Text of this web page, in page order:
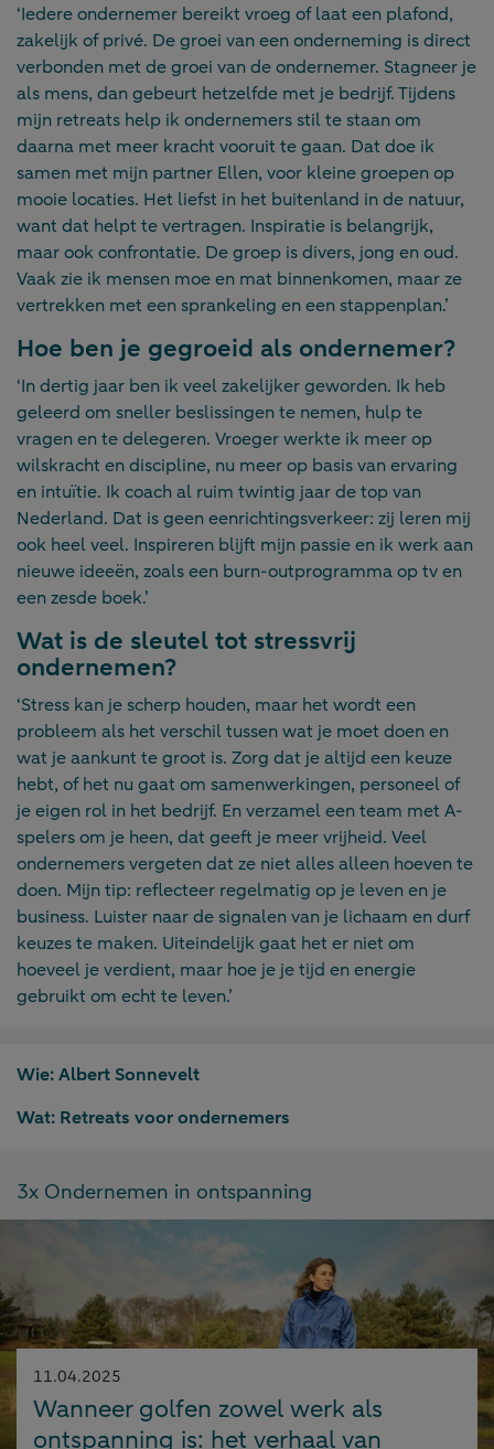
‘Iedere ondernemer bereikt vroeg of laat een plafond,
zakelijk of privé. De groei van een onderneming is direct
verbonden met de groei van de ondernemer. Stagneer je
als mens, dan gebeurt hetzelfde met je bedrijf. Tijdens
mijn retreats help ik ondernemers stil te staan om
daarna met meer kracht vooruit te gaan. Dat doe ik
samen met mijn partner Ellen, voor kleine groepen op
mooie locaties. Het liefst in het buitenland in de natuur,
want dat helpt te vertragen. Inspiratie is belangrijk,
maar ook confrontatie. De groep is divers, jong en oud.
Vaak zie ik mensen moe en mat binnenkomen, maar ze
vertrekken met een sprankeling en een stappenplan.’
Hoe ben je gegroeid als ondernemer?
‘In dertig jaar ben ik veel zakelijker geworden. Ik heb
geleerd om sneller beslissingen te nemen, hulp te
vragen en te delegeren. Vroeger werkte ik meer op
wilskracht en discipline, nu meer op basis van ervaring
en intuïtie. Ik coach al ruim twintig jaar de top van
Nederland. Dat is geen eenrichtingsverkeer: zij leren mij
ook heel veel. Inspireren blijft mijn passie en ik werk aan
nieuwe ideeën, zoals een burn-outprogramma op tv en
een zesde boek.’
Wat is de sleutel tot stressvrij
ondernemen?
‘Stress kan je scherp houden, maar het wordt een
probleem als het verschil tussen wat je moet doen en
wat je aankunt te groot is. Zorg dat je altijd een keuze
hebt, of het nu gaat om samenwerkingen, personeel of
je eigen rol in het bedrijf. En verzamel een team met A-
spelers om je heen, dat geeft je meer vrijheid. Veel
ondernemers vergeten dat ze niet alles alleen hoeven te
doen. Mijn tip: reflecteer regelmatig op je leven en je
business. Luister naar de signalen van je lichaam en durf
keuzes te maken. Uiteindelijk gaat het er niet om
hoeveel je verdient, maar hoe je je tijd en energie
gebruikt om echt te leven.’
Wie:Albert Sonnevelt
Wat: Retreats voor ondernemers
3x Ondernemen in ontspanning
Gepubliceerd
op:
11.04.2025
Wanneer golfen zowel werk als
ontspanning is: het verhaal van